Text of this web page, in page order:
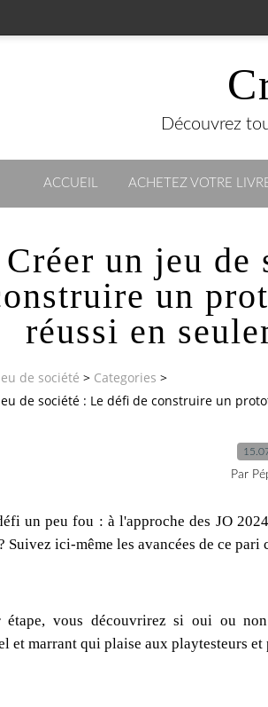
Découvrez
ACCUEIL ACHETEZ VOTRE
Créer un jeu de
un
réussi en
de société > Categories >
de société : Le défi de construire un
Par
un peu fou : à l'approche des JO
Suivez ici-même les avancées de ce
étape, vous découvrirez si oui ou
et marrant qui plaise aux playtesteurs